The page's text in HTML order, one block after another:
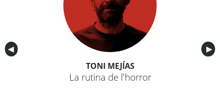
Anterior
◀︎ ▶︎
TONI MEJÍAS
La rutina de l'horror